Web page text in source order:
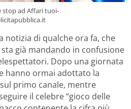
stop ad Affari tuoi-
notizia di qualche ora fa, che
sta già mandando in confusione
Dopo una giornata
hanno ormai adottato la
primo canale, mentre
il celebre “gioco delle